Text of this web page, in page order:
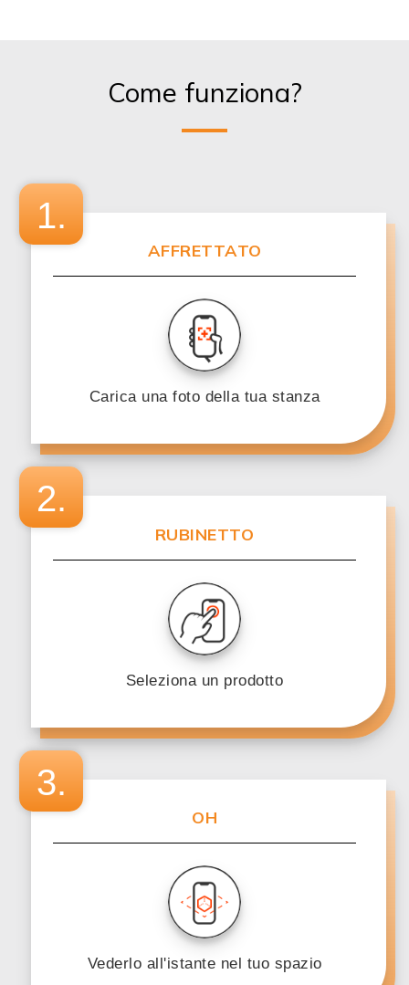
Come funziona?
1.
AFFRETTATO
Carica una foto della tua stanza
2.
RUBINETTO
Seleziona un prodotto
3.
OH
Vederlo all'istante nel tuo spazio